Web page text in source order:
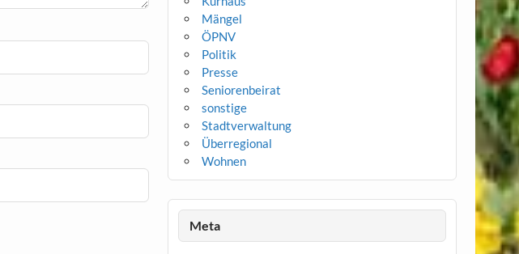
Mängel
ÖPNV
Politik
Presse
Seniorenbeirat
sonstige
Stadtverwaltung
Überregional
Wohnen
Meta